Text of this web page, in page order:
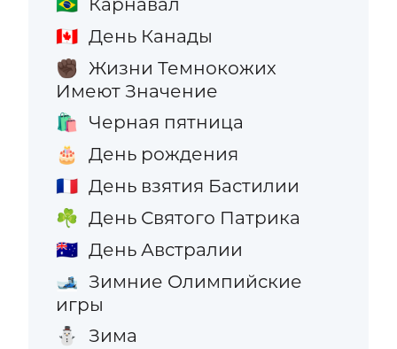
🇨🇦 День Канады
✊🏿 Жизни Темнокожих
Имеют Значение
🛍️ Черная пятница
🎂 День рождения
🇫🇷 День взятия Бастилии
☘️ День Святого Патрика
🇦🇺 День Австралии
🎿 Зимние Олимпийские
игры
⛄ Зима